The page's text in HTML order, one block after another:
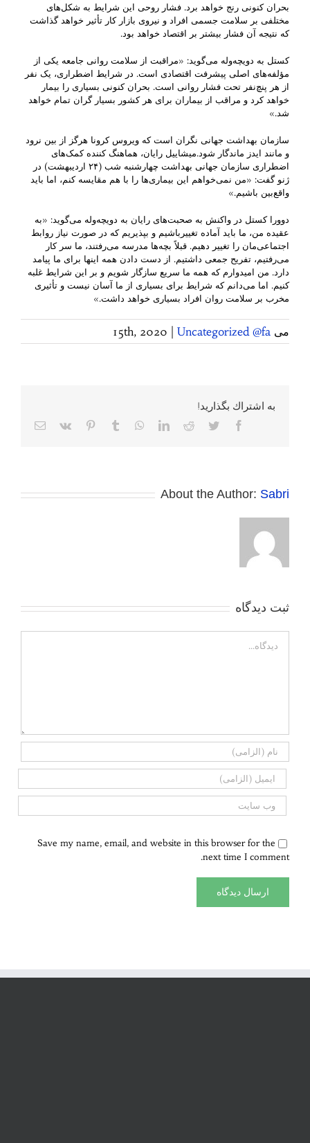
بحران کنونی رنج خواهد برد. فشار روحی این شرایط به شکل‌های
مختلفی بر سلامت جسمی افراد و نیروی بازار کار تأثیر خواهد گذاشت
که نتیجه آن فشار بیشتر بر اقتصاد خواهد بود.
کستل به دویچه‌وله می‌گوید: «مراقبت از سلامت روانی جامعه یکی از
مؤلفه‌های اصلی پیشرفت اقتصادی است. در شرایط اضطراری، یک نفر
از هر پنچ‌نفر تحت فشار روانی است. بحران کنونی بسیاری را بیمار
خواهد کرد و مراقب از بیماران برای هر کشور بسیار گران تمام خواهد
شد.»
سازمان بهداشت جهانی نگران است که ویروس کرونا هرگز از بین‌ نرود
و مانند ایدز ماندگار شود.میشاییل رایان، هماهنگ کننده کمک‌های
اضطراری سازمان جهانی بهداشت چهارشنبه شب (۲۴ اردیبهشت) در
ژنو گفت: «من نمی‌خواهم این بیماری‌ها را با هم مقایسه کنم، اما باید
واقع‌بین باشیم.»
دوورا کستل در واکنش به صحبت‌های رایان به دویچه‌وله می‌گوید: «به
عقیده من، ما باید آماده تغییرباشیم و بپذیریم که در صورت نیاز روابط
اجتماعی‌مان را تغییر دهیم. قبلاً بچه‌ها مدرسه می‌رفتند، ما سر کار
می‌رفتیم، تفریح جمعی داشتیم. از دست دادن همه اینها برای ما پیامد
دارد. من امیدوارم که همه ما سریع سازگار شویم و بر این شرایط غلبه
کنیم. اما می‌دانم که شرایط برای بسیاری از ما آسان نیست و تأثیری
مخرب بر سلامت روان افراد بسیاری خواهد داشت.»
می 15th, 2020 Uncategorized @fa
به اشتراك بگذاريد!
Facebook
Twitter
Reddit
LinkedIn
WhatsApp
Tumblr
Pinterest
Vk
پست
About the Author: Sabri
ثبت ديدگاه
Save my name, email, and website in this browser for the
next time I comment.